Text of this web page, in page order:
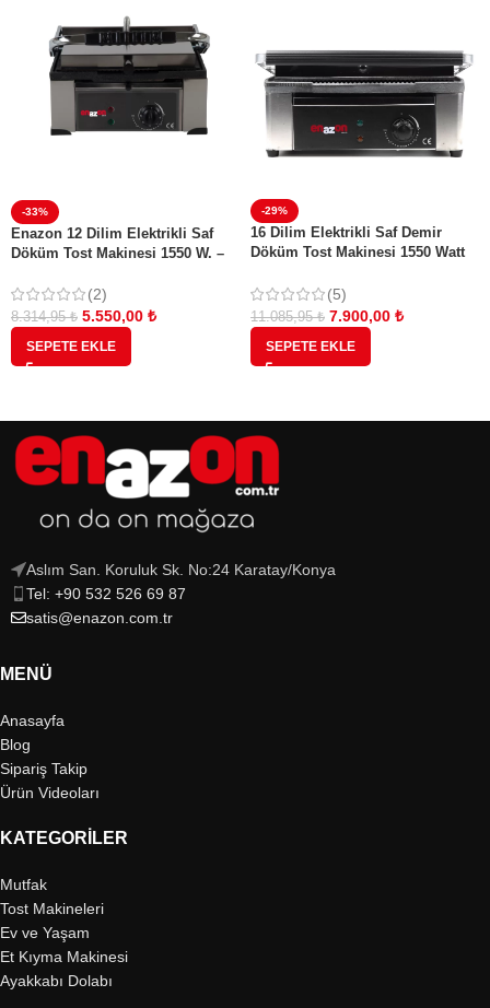
-33%
Enazon 12 Dilim Elektrikli Saf
Döküm Tost Makinesi 1550 W. –
(2)
8.314,95₺ 5.550,00 ₺
SEPETE EKLE
-29%
16 Dilim Elektrikli Saf Demir
Döküm Tost Makinesi 1550 Watt
(5)
11.085,95₺ 7.900,00 ₺
SEPETE EKLE
Aslım San. Koruluk Sk. No:24 Karatay/Konya
Tel: +90 532 526 69 87
satis@enazon.com.tr
MENÜ
Anasayfa
Blog
Sipariş Takip
Ürün Videoları
KATEGORILER
Mutfak
Tost Makineleri
Ev ve Yaşam
Et Kıyma Makinesi
Ayakkabı Dolabı